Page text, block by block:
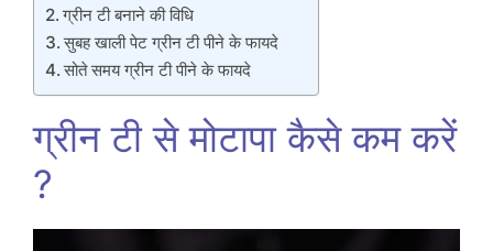
ग्रीन टी बनाने की विधि
सुबह खाली पेट ग्रीन टी पीने के फायदे
सोते समय ग्रीन टी पीने के फायदे
ग्रीन टी से मोटापा कैसे कम करें
?